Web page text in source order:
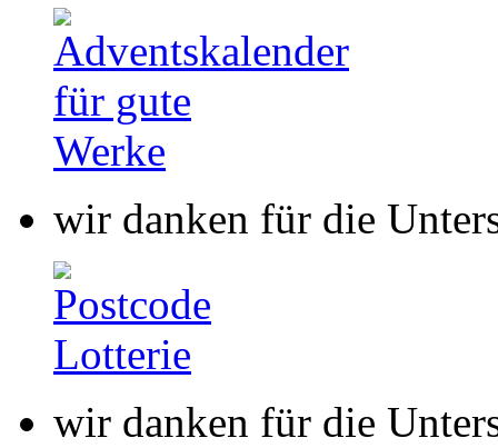
wir danken für die
wir danken für die